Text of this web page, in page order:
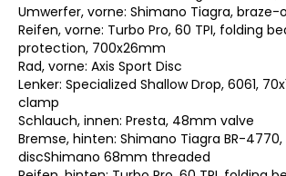
Umwerfer, vorne: Shimano Tiagra, braze-
Reifen, vorne: Turbo Pro, 60 TPI, folding
protection, 700x26mm
Rad, vorne: Axis Sport Disc
Lenker: Specialized Shallow Drop, 6061,
clamp
Schlauch, innen: Presta, 48mm valve
Bremse, hinten: Shimano Tiagra BR-
discShimano 68mm threaded